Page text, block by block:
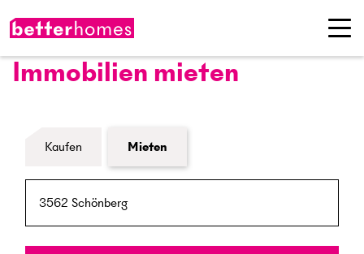
Immobilien mieten
Formular Immobiliensuche
Kaufen Mieten
Umkreis